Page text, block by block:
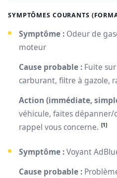
SYMPTÔMES COURANTS
Symptôme : Odeur de
moteur
Cause probable : Fuite
carburant, filtre à gazole,
Action (immédiate,
véhicule, faites
rappel vous concerne. [1]
Symptôme :Voyant
Cause probable :